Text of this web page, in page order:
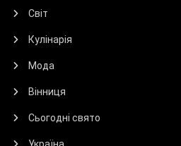
Світ
Кулінарія
Мода
Вінниця
Сьогодні свято